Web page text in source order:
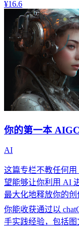
¥16.6
你的第一本
AI
这篇专栏不教任何
望能够让你利用 AI
最大化地释放你的
你能收获通过以
手实践经验，包括